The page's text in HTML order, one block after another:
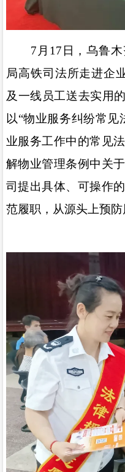
7 月 17 日，乌鲁
局高铁司法所走进企
及一线员工送去实用
以“物业服务纠纷常见
业服务工作中的常见
解物业管理条例中关
司提出具体、可操作
范履职，从源头上预防